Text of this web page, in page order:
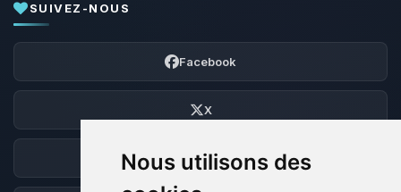
Nous utilisons des
SUIVEZ-NOUS
Facebook
X
Discord